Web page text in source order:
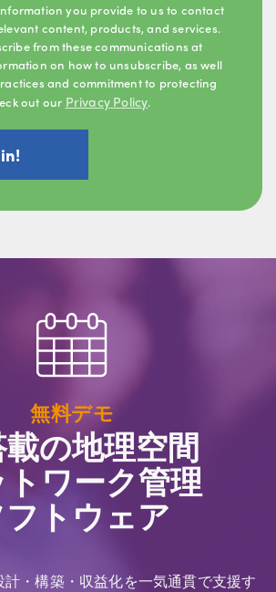
you provide to us to contact
content, products, and services.
from these communications at
on how to unsubscribe, as well
and commitment to protecting
out our Privacy Policy.
無料デモ
の地理空間
ワーク管理
トウェア
・構築・収益化を一気通貫で支援す